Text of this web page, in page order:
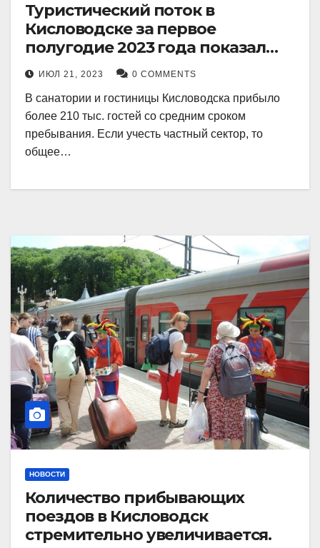
Туристический поток в
Кисловодске за первое
полугодие 2023 года показал
рекордный рост в 21 процент.
ИЮЛ 21, 2023 0 COMMENTS
В санатории и гостиницы Кисловодска прибыло
более 210 тыс. гостей со средним сроком
пребывания. Если учесть частный сектор, то
общее…
НОВОСТИ
Количество прибывающих
поездов в Кисловодск
стремительно увеличивается.